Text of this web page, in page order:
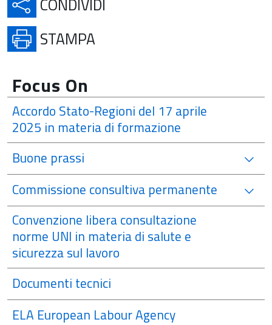
CONDIVIDI
STAMPA
Focus On
Accordo Stato-Regioni del 17 aprile
2025 in materia di formazione
Buone prassi
Commissione consultiva permanente
Convenzione libera consultazione
norme UNI in materia di salute e
sicurezza sul lavoro
Documenti tecnici
ELA European Labour Agency